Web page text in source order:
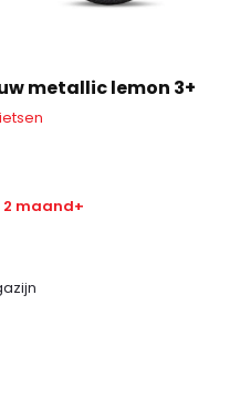
metallic lemon 3+
maand+